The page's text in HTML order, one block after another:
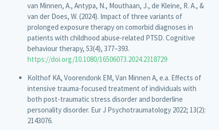
van Minnen, A., Antypa, N., Mouthaan, J., de Kleine, R. A., &
van der Does, W. (2024). Impact of three variants of
prolonged exposure therapy on comorbid diagnoses in
patients with childhood abuse-related PTSD. Cognitive
behaviour therapy, 53(4), 377–393.
https://doi.org/10.1080/16506073.2024.2318729
Kolthof KA, Voorendonk EM, Van Minnen A, e.a. Effects of
intensive trauma-focused treatment of individuals with
both post-traumatic stress disorder and borderline
personality disorder. Eur J Psychotraumatology 2022; 13(2):
2143076.